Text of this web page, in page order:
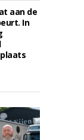
aan de
In